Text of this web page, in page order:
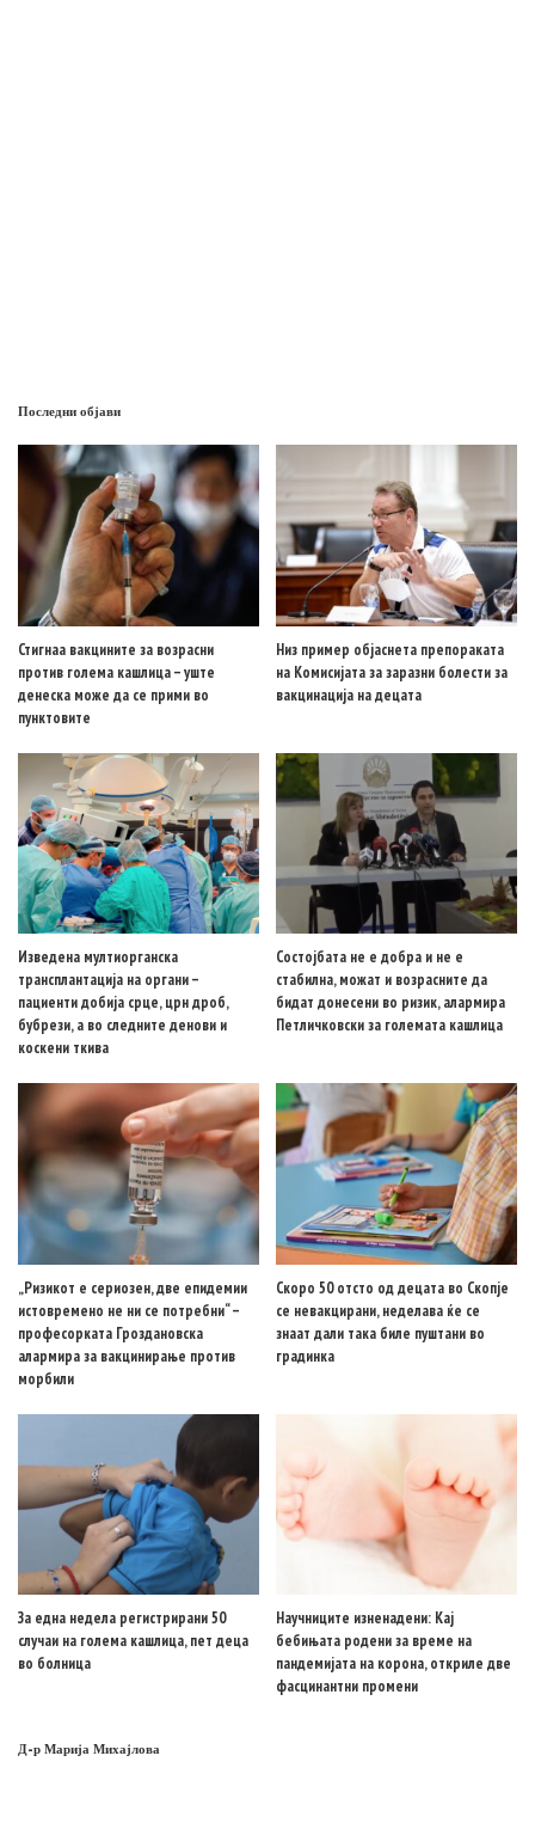
Последни објави
Стигнаа вакцините за возрасни
против голема кашлица – уште
денеска може да се прими во
пунктовите
Низ пример објаснета препораката
на Комисијата за заразни болести за
вакцинација на децата
Изведена мултиорганска
трансплантација на органи –
пациенти добија срце, црн дроб,
бубрези, а во следните денови и
коскени ткива
Состојбата не е добра и не е
стабилна, можат и возрасните да
бидат донесени во ризик, алармира
Петличковски за големата кашлица
„Ризикот е сериозен, две епидемии
истовремено не ни се потребни“ –
професорката Гроздановска
алармира за вакцинирање против
морбили
Скоро 50 отсто од децата во Скопје
се невакцирани, неделава ќе се
знаат дали така биле пуштани во
градинка
За една недела регистрирани 50
случаи на голема кашлица, пет деца
во болница
Научниците изненадени: Кај
бебињата родени за време на
пандемијата на корона, откриле две
фасцинантни промени
Д-р Марија Михајлова